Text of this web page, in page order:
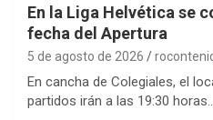
En la Liga Helvética se
fecha del Apertura
5 de agosto de 2026
En cancha de Colegiales, el
partidos irán a las 19:30 horas…